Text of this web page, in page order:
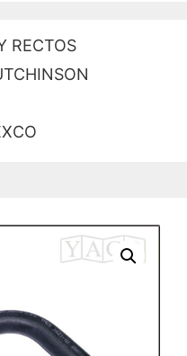
RECTOS